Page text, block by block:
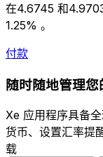
在4.6745 和
1.25% 。
付款
随时随地管理
Xe 应用程序具备
货币、设置汇率提
载